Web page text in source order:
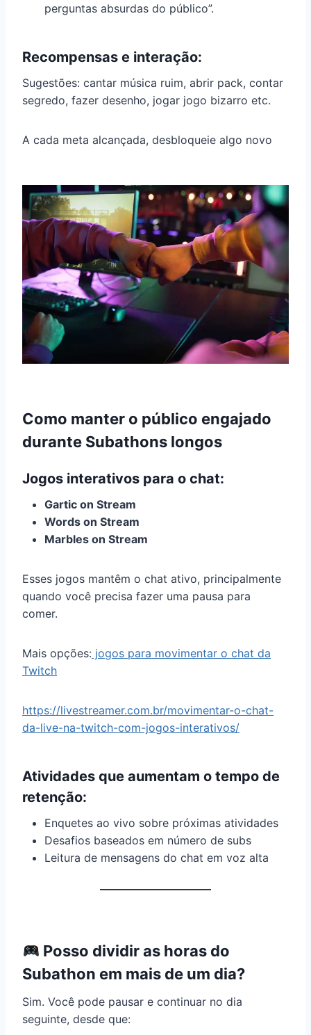
perguntas absurdas do público”.
Recompensas e interação:
Sugestões: cantar música ruim, abrir pack, contar
segredo, fazer desenho, jogar jogo bizarro etc.
A cada meta alcançada, desbloqueie algo novo
Como manter o público engajado
durante Subathons longos
Jogos interativos para o chat:
Gartic on Stream
Words on Stream
Marbles on Stream
Esses jogos mantêm o chat ativo, principalmente
quando você precisa fazer uma pausa para
comer.
Mais opções: jogos para movimentar o chat da
Twitch
https://livestreamer.com.br/movimentar-o-chat-
da-live-na-twitch-com-jogos-interativos/
Atividades que aumentam o tempo de
retenção:
Enquetes ao vivo sobre próximas atividades
Desafios baseados em número de subs
Leitura de mensagens do chat em voz alta
Posso dividir as horas do
Subathon em mais de um dia?
Sim. Você pode pausar e continuar no dia
seguinte, desde que: